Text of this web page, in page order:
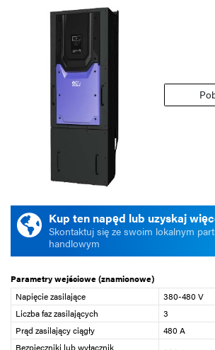
Kup ten napęd lub uzyskaj
Skontaktuj się ze swoim lokalnym
handlowym
Parametry wejściowe (znamionowe)
Napięcie zasilające
380-480 V
Liczba faz zasilających
3
Prąd zasilający ciągły
480 A
Bezpieczniki lub wyłącznik